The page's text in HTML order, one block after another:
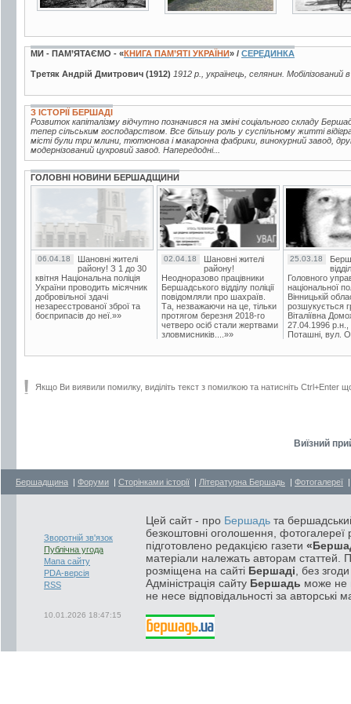
МИ - ПАМ’ЯТАЄМО - «КНИГА ПАМ’ЯТІ УКРАЇНИ» / СЕРЕДИНКА
Третяк Андрій Дмитрович (1912) 1912 р., українець, селянин.
З ІСТОРІЇ БЕРШАДІ
Розвиток капіталізму відчутно позначився на зміні соціального складу
тепер сільським господарством. Все більшу роль у суспільному житті
місті були три млини, тютюнова і макаронна фабрики, винокурний завод,
модернізований цукровий завод. Напередодні...
ГОЛОВНІ НОВИНИ БЕРШАДЩИНИ
06.04.18
Шановні жителі
району! З 1 до 30
квітня Національна поліція
України проводить місячник
добровільної здачі
незареєстрованої зброї та
боєприпасів до неї.»»
02.04.18
Шановні жителі
району!
Неодноразово працівники
Бершадського відділу поліції
повідомляли про шахраїв.
Та, незважаючи на це, тільки
протягом березня 2018-го
четверо осіб стали жертвами
зловмисників....»»
25.03.18
Головного
національної
Вінницькій
розшукується
Віталіївна
27.04.1996 р.н.,
Поташні, вул.
Якщо Ви виявили помилку, виділіть текст з помилкою та натисніть Ctrl+Enter
Виїзний
Бершадщина | Форуми | Сторінками історії | Літературна Бершадь | Фотогалереї
Зворотній зв'язок
Публічна угода
Мапа сайту
PDA-версія
RSS
10.01.2026 18:47:15
Цей сайт - про Бершадь та
безкоштовні оголошення, фотогалереї
підготовлено редакцією газети
матеріали належать авторам статтей.
розміщена на сайті Бершаді , без
Адміністрація сайту Бершадь може не
не несе відповідальності за авторські